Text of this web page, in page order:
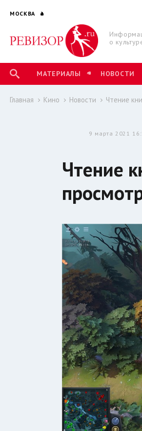
МОСКВА
о
МАТЕРИАЛЫ НОВОСТИ
Главная Кино Новости Чтение
9 марта 2021
Чтение